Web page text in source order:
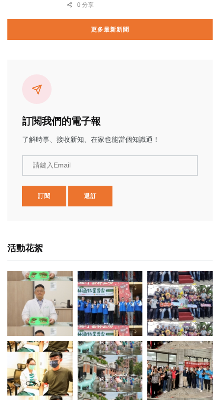
0 分享
更多最新新聞
訂閱我們的電子報
了解時事、接收新知、在家也能當個知識通！
請鍵入Email
訂閱 退訂
活動花絮